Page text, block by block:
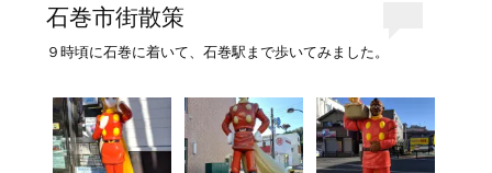
石巻市街散策
９時頃に石巻に着いて、石巻駅まで歩いてみました。